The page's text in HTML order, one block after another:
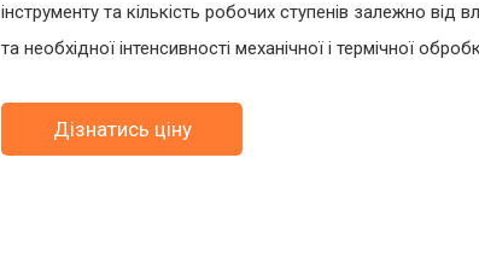
інструменту та кількість робочих ступенів залежно від
та необхідної інтенсивності механічної і термічної
Дізнатись ціну